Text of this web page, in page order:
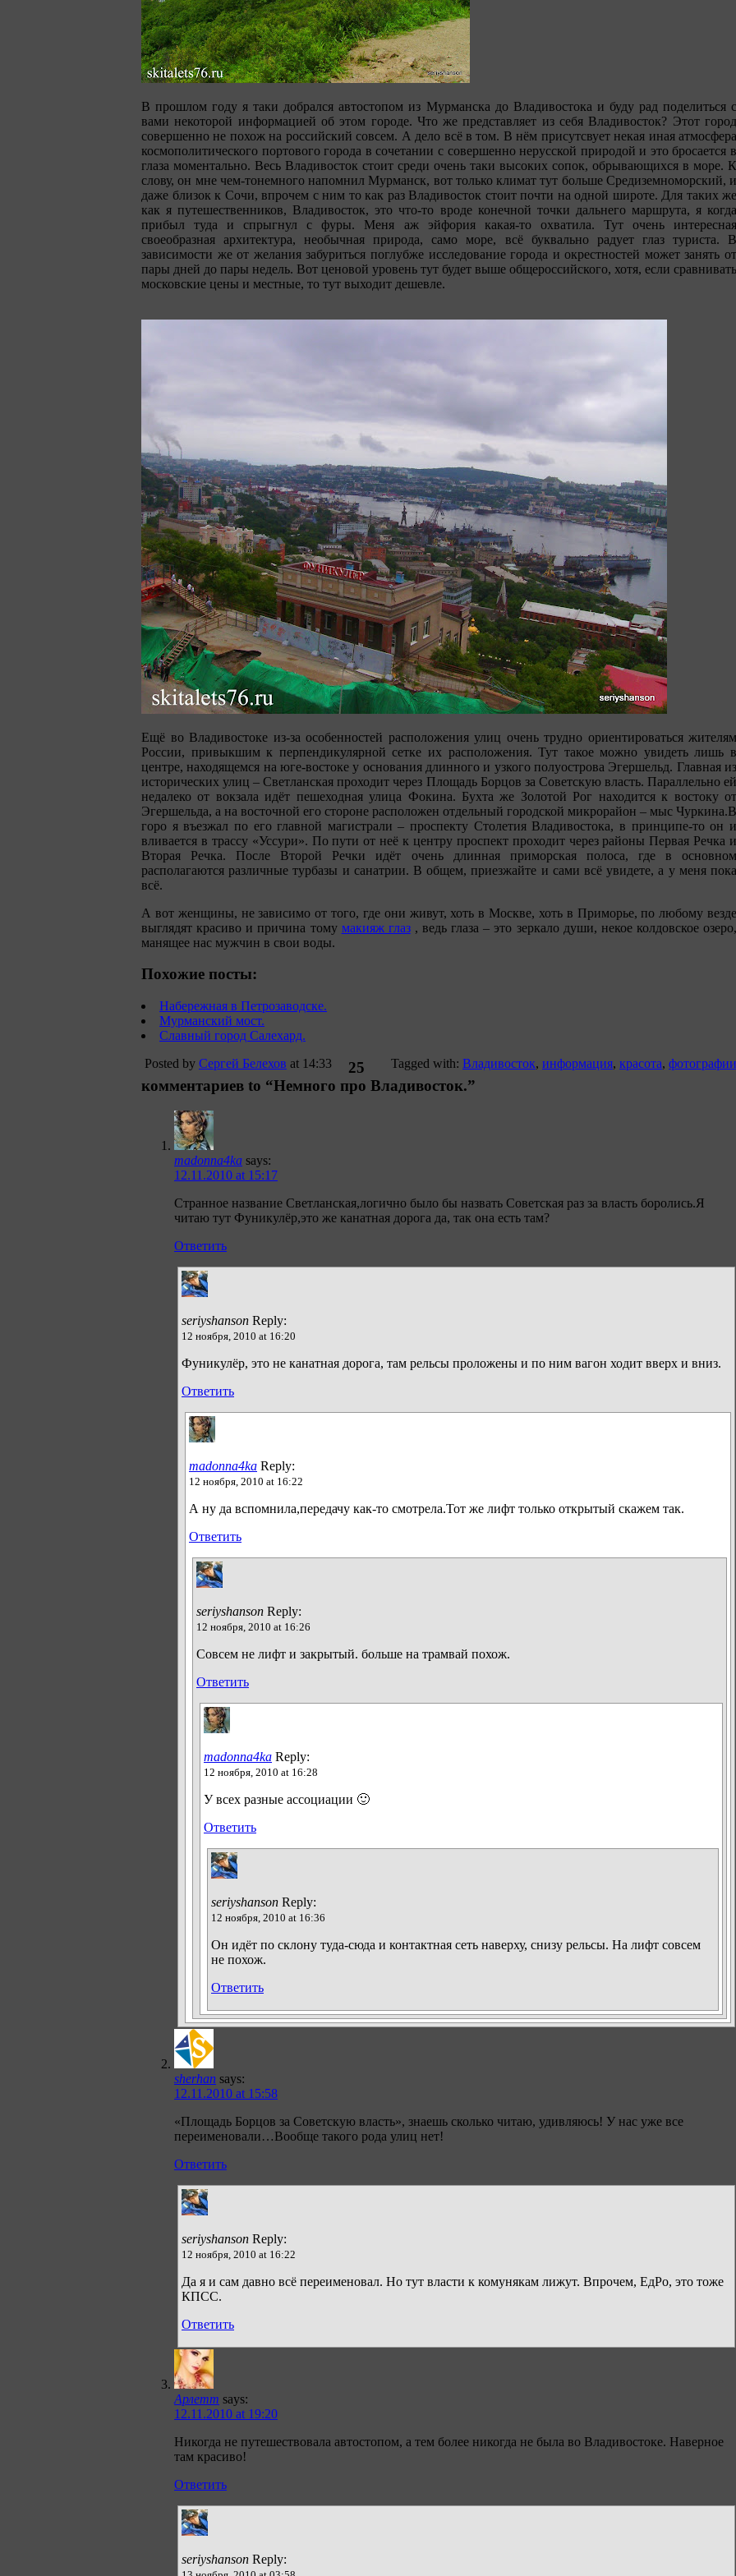
В прошлом году я таки добрался автостопом из Мурманска до Владивостока и буду рад поделиться с
вами некоторой информацией об этом городе. Что же представляет из себя Владивосток? Этот город
совершенно не похож на российский совсем. А дело всё в том. В нём присутсвует некая иная атмосфера
космополитического портового города в сочетании с совершенно нерусской природой и это бросается в
глаза моментально. Весь Владивосток стоит среди очень таки высоких сопок, обрывающихся в море. К
слову, он мне чем-тонемного напомнил Мурманск, вот только климат тут больше Средиземноморский, и
даже близок к Сочи, впрочем с ним то как раз Владивосток стоит почти на одной широте. Для таких же
как я путешественников, Владивосток, это что-то вроде конечной точки дальнего маршрута, я когда
прибыл туда и спрыгнул с фуры. Меня аж эйфория какая-то охватила. Тут очень интересная
своеобразная архитектура, необычная природа, само море, всё буквально радует глаз туриста. В
зависимости же от желания забуриться поглубже исследование города и окрестностей может занять от
пары дней до пары недель. Вот ценовой уровень тут будет выше общероссийского, хотя, если сравнивать
московские цены и местные, то тут выходит дешевле.
Ещё во Владивостоке из-за особенностей расположения улиц очень трудно ориентироваться жителям
России, привыкшим к перпендикулярной сетке их расположения. Тут такое можно увидеть лишь в
центре, находящемся на юге-востоке у основания длинного и узкого полуострова Эгершельд. Главная из
исторических улиц – Светланская проходит через Площадь Борцов за Советскую власть. Параллельно ей
недалеко от вокзала идёт пешеходная улица Фокина. Бухта же Золотой Рог находится к востоку от
Эгершельда, а на восточной его стороне расположен отдельный городской микрорайон – мыс Чуркина.В
горо я въезжал по его главной магистрали – проспекту Столетия Владивостока, в принципе-то он и
вливается в трассу «Уссури». По пути от неё к центру проспект проходит через районы Первая Речка и
Вторая Речка. После Второй Речки идёт очень длинная приморская полоса, где в основном
располагаются различные турбазы и санатрии. В общем, приезжайте и сами всё увидете, а у меня пока
всё.
А вот женщины, не зависимо от того, где они живут, хоть в Москве, хоть в Приморье, по любому везде
выглядят красиво и причина тому макияж глаз, ведь глаза – это зеркало души, некое колдовское озеро,
манящее нас мужчин в свои воды.
Похожие посты:
Набережная в Петрозаводске.
Мурманский мост.
Славный город Салехард.
Posted by Сергей Белехов at 14:33 Tagged with: Владивосток, информация, красота, фотографии
25
комментариев to “Немного про Владивосток.”
madonna4ka says:
12.11.2010 at 15:17
Странное название Светланская,логично было бы назвать Советская раз за власть боролись.Я
читаю тут Фуникулёр,это же канатная дорога да, так она есть там?
Ответить
seriyshanson Reply:
12 ноября, 2010 at 16:20
Фуникулёр, это не канатная дорога, там рельсы проложены и по ним вагон ходит вверх и вниз.
Ответить
madonna4ka Reply:
12 ноября, 2010 at 16:22
А ну да вспомнила,передачу как-то смотрела.Тот же лифт только открытый скажем так.
Ответить
seriyshanson Reply:
12 ноября, 2010 at 16:26
Совсем не лифт и закрытый. больше на трамвай похож.
Ответить
madonna4ka Reply:
12 ноября, 2010 at 16:28
У всех разные ассоциации 🙂
Ответить
seriyshanson Reply:
12 ноября, 2010 at 16:36
Он идёт по склону туда-сюда и контактная сеть наверху, снизу рельсы. На лифт совсем
не похож.
Ответить
sherhan says:
12.11.2010 at 15:58
«Площадь Борцов за Советскую власть», знаешь сколько читаю, удивляюсь! У нас уже все
переименовали…Вообще такого рода улиц нет!
Ответить
seriyshanson Reply:
12 ноября, 2010 at 16:22
Да я и сам давно всё переименовал. Но тут власти к комунякам лижут. Впрочем, ЕдРо, это тоже
КПСС.
Ответить
Арлетт says:
12.11.2010 at 19:20
Никогда не путешествовала автостопом, а тем более никогда не была во Владивостоке. Наверное
там красиво!
Ответить
seriyshanson Reply: